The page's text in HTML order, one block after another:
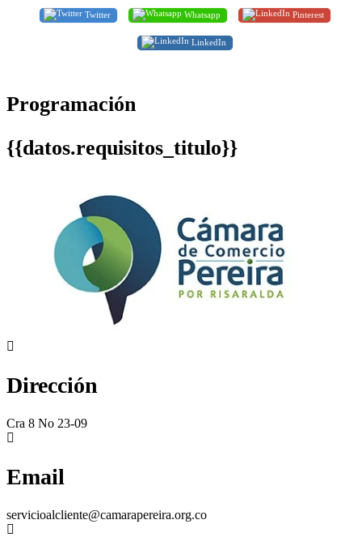
Twitter Whatsapp Pinterest
LinkedIn
Programación
{{datos.requisitos_titulo}}
Dirección
Cra 8 No 23-09
Email
servicioalcliente@camarapereira.org.co